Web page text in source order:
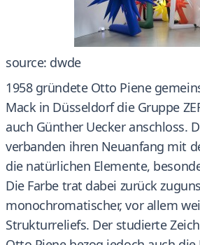
source: dwde
1958 gründete Otto Piene
Mack in Düsseldorf die Gruppe
auch Günther Uecker anschloss.
verbanden ihren Neuanfang mit
die natürlichen Elemente,
Die Farbe trat dabei zurück
monochromatischer, vor allem
Strukturreliefs. Der studierte